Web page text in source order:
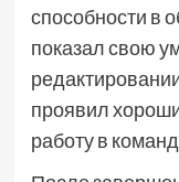
способности в
показал свою
проявил
работу в